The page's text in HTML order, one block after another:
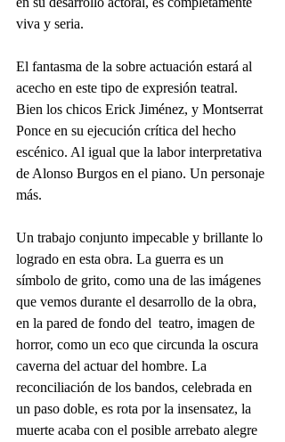
viva y seria.
El fantasma de la sobre actuación estará al
acecho en este tipo de expresión teatral.
Bien los chicos Erick Jiménez, y Montserrat
Ponce en su ejecución crítica del hecho
escénico. Al igual que la labor interpretativa
de Alonso Burgos en el piano. Un personaje
más.
Un trabajo conjunto impecable y brillante lo
logrado en esta obra. La guerra es un
símbolo de grito, como una de las imágenes
que vemos durante el desarrollo de la obra,
en la pared de fondo del  teatro, imagen de
horror, como un eco que circunda la oscura
caverna del actuar del hombre. La
reconciliación de los bandos, celebrada en
un paso doble, es rota por la insensatez, la
muerte acaba con el posible arrebato alegre